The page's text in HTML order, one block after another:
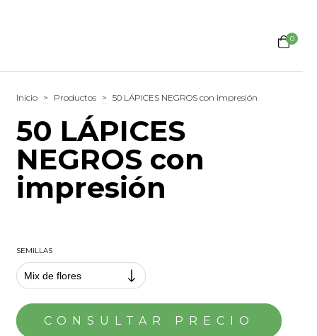
0
Inicio > Productos > 50 LÁPICES NEGROS con impresión
50 LÁPICES
NEGROS con
impresión
SEMILLAS